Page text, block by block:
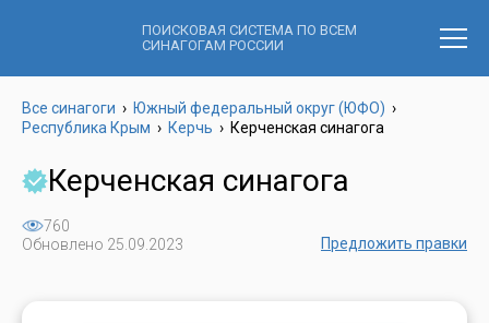
ПОИСКОВАЯ СИСТЕМА ПО ВСЕМ
СИНАГОГАМ РОССИИ
Все синагоги › Южный федеральный округ (ЮФО) ›
Республика Крым › Керчь › Керченская синагога
Керченская синагога
Обновлено 25.09.2023
760
Предложить правки